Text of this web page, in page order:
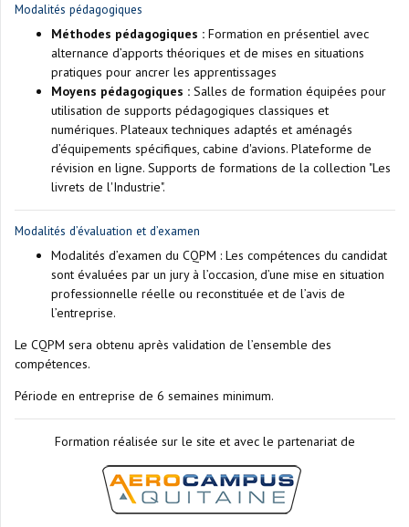
Modalités pédagogiques
Méthodes pédagogiques : Formation en présentiel avec
alternance d’apports théoriques et de mises en situations
pratiques pour ancrer les apprentissages
Moyens pédagogiques : Salles de formation équipées pour
utilisation de supports pédagogiques classiques et
numériques. Plateaux techniques adaptés et aménagés
d’équipements spécifiques, cabine d'avions. Plateforme de
révision en ligne. Supports de formations de la collection "Les
livrets de l'Industrie".
Modalités d’évaluation et d’examen
Modalités d’examen du CQPM : Les compétences du candidat
sont évaluées par un jury à l’occasion, d’une mise en situation
professionnelle réelle ou reconstituée et de l’avis de
l’entreprise.
Le CQPM sera obtenu après validation de l’ensemble des
compétences.
Période en entreprise de 6 semaines minimum.
Formation réalisée sur le site et avec le partenariat de